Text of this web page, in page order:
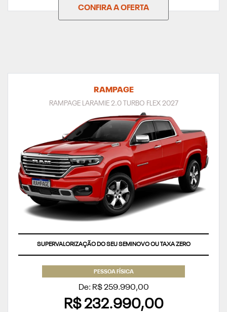
CONFIRA A OFERTA
RAMPAGE
RAMPAGE LARAMIE 2.0 TURBO FLEX 2027
SUPERVALORIZAÇÃO DO SEU SEMINOVO OU TAXA ZERO
PESSOA FÍSICA
De: R$ 259.990,00
R$ 232.990,00